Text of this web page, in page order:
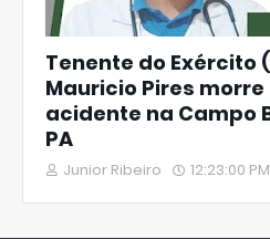
Tenente do Exército
Mauricio Pires
acidente na Campo
PA
Junior Ribeiro 12:23:00 PM